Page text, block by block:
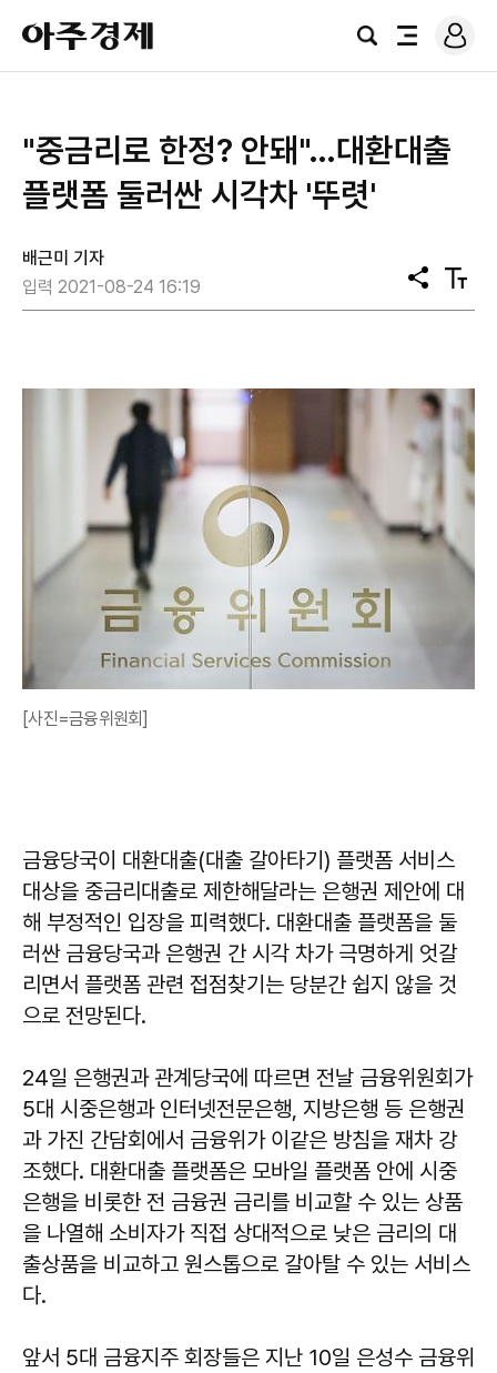
아
주
경
검
전
로
그
"중금리로 한정? 안돼"…대환대출
플랫폼 둘러싼 시각차 '뚜렷'
배근미 기자
입력 2021-08-24 16:19
공
유
텍
스
[사진=금융위원회]
금융당국이 대환대출(대출 갈아타기) 플랫폼 서비스
대상을 중금리대출로 제한해달라는 은행권 제안에 대
해 부정적인 입장을 피력했다. 대환대출 플랫폼을 둘
러싼 금융당국과 은행권 간 시각 차가 극명하게 엇갈
리면서 플랫폼 관련 접점찾기는 당분간 쉽지 않을 것
으로 전망된다.
24일 은행권과 관계당국에 따르면 전날 금융위원회가
5대 시중은행과 인터넷전문은행, 지방은행 등 은행권
과 가진 간담회에서 금융위가 이같은 방침을 재차 강
조했다. 대환대출 플랫폼은 모바일 플랫폼 안에 시중
은행을 비롯한 전 금융권 금리를 비교할 수 있는 상품
을 나열해 소비자가 직접 상대적으로 낮은 금리의 대
출상품을 비교하고 원스톱으로 갈아탈 수 있는 서비스
다.
앞서 5대 금융지주 회장들은 지난 10일 은성수 금융위